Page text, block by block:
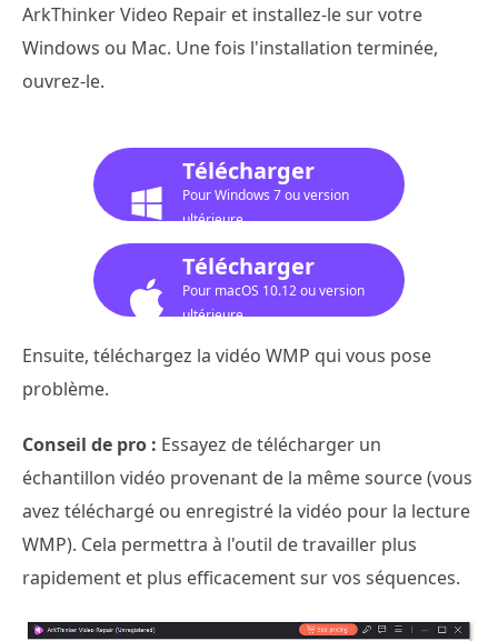
ArkThinker Video Repair et installez-le sur votre
Windows ou Mac. Une fois l'installation terminée,
ouvrez-le.
Télécharger
Pour Windows 7 ou version
ultérieure
Télécharger
Pour macOS 10.12 ou version
ultérieure
Ensuite, téléchargez la vidéo WMP qui vous pose
problème.
Conseil de pro : Essayez de télécharger un
échantillon vidéo provenant de la même source (vous
avez téléchargé ou enregistré la vidéo pour la lecture
WMP). Cela permettra à l'outil de travailler plus
rapidement et plus efficacement sur vos séquences.